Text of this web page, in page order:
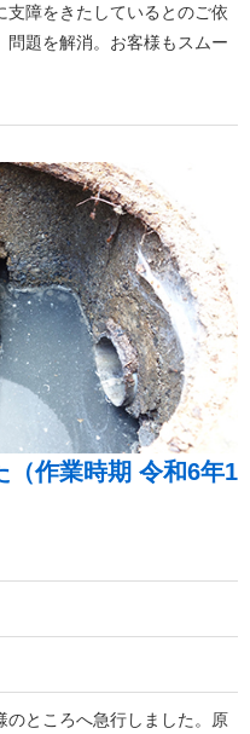
支障をきたしているとのご依
問題を解消。お客様もスムー
（作業時期 令和6年1
のところへ急行しました。原